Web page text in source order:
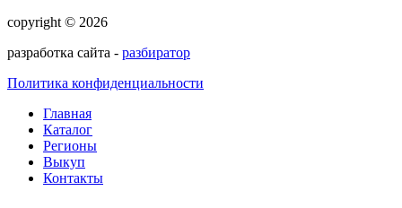
copyright © 2026
разработка сайта - разбиратор
Политика конфиденциальности
Главная
Каталог
Регионы
Выкуп
Контакты